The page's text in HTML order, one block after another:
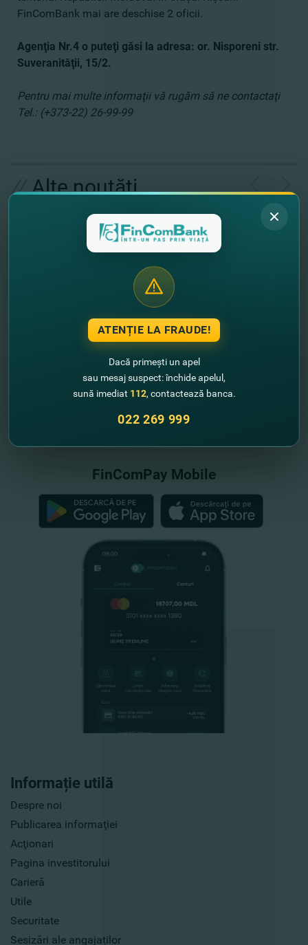
FinComBank mai are deschise 2 oficii.
Agenţia Nr.4 o puteţi găsi la adresa: or. Nisporeni str.
Suveranităţii, 15/2.
Pentru mai multe informaţii vă rugăm să ne contactaţi
Теl.: (+373-22) 26-99-99
// Alte noutăţi
Informație utilă
Despre noi
Publicarea informaţiei
Acţionari
Pagina investitorului
Carieră
Utile
Securitate
Sesizări ale angajaților
"FinComBank" S.A. este membră a
Schemei de Garantare a Depozitelor
FinComPay Mobile
ATENȚIE LA FRAUDE!
Dacă primești un apel
sau mesaj suspect: închide apelul,
sună imediat 112, contactează banca.
022 269 999